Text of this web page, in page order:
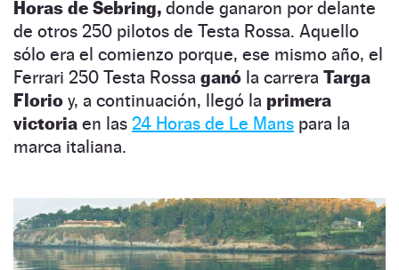
Horas de Sebring, donde ganaron por delante
de otros 250 pilotos de Testa Rossa. Aquello
sólo era el comienzo porque, ese mismo año, el
Ferrari 250 Testa Rossa ganó la carrera Targa
Florio y, a continuación, llegó la primera
victoria en las 24 Horas de Le Mans para la
marca italiana.